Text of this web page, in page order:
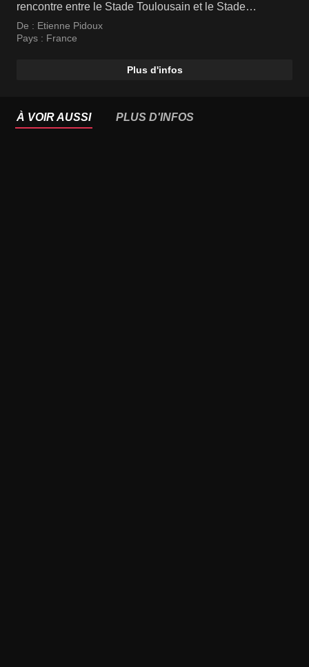
rencontre entre le Stade Toulousain et le Stade
Rochelais, mais aussi et surtout sur les coulisses de
l'événement.
De : Etienne Pidoux
Pays : France
Plus d'infos
À VOIR AUSSI PLUS D'INFOS